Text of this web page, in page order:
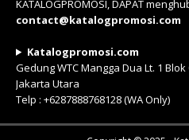
KATALOGPROMOSI, DAPAT
contact@katalogpromosi.com
Katalogpromosi.com
Gedung WTC Mangga Dua Lt. 1 Blok
Jakarta Utara
Telp : +6287888768128 (WA Only)